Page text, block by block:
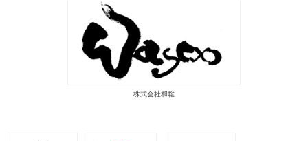
株式会社和聡